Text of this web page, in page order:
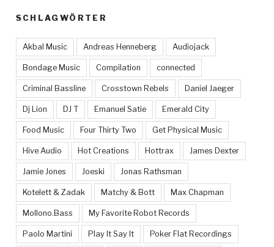
SCHLAGWÖRTER
Akbal Music Andreas Henneberg Audiojack
Bondage Music Compilation connected
Criminal Bassline Crosstown Rebels Daniel Jaeger
Dj Lion DJ T Emanuel Satie Emerald City
Food Music Four Thirty Two Get Physical Music
Hive Audio Hot Creations Hottrax James Dexter
Jamie Jones Joeski Jonas Rathsman
Kotelett & Zadak Matchy & Bott Max Chapman
Mollono.Bass My Favorite Robot Records
Paolo Martini Play It Say It Poker Flat Recordings